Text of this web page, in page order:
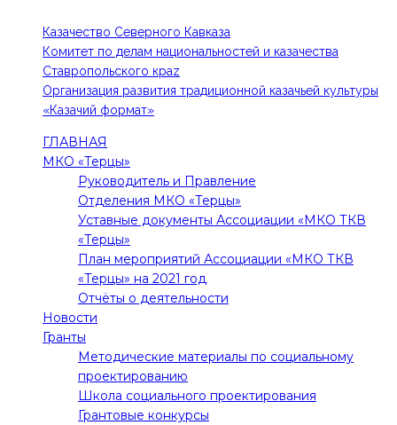
Казачество Северного Кавказа
Комитет по делам национальностей и казачества
Ставропольского краz
Организация развития традиционной казачьей культуры
«Казачий формат»
ГЛАВНАЯ
МКО «Терцы»
Руководитель и Правление
Отделения МКО «Терцы»
Уставные документы Ассоциации «МКО ТКВ
«Терцы»
План мероприятий Ассоциации «МКО ТКВ
«Терцы» на 2021 год
Отчёты о деятельности
Новости
Гранты
Методические материалы по социальному
проектированию
Школа социального проектирования
Грантовые конкурсы